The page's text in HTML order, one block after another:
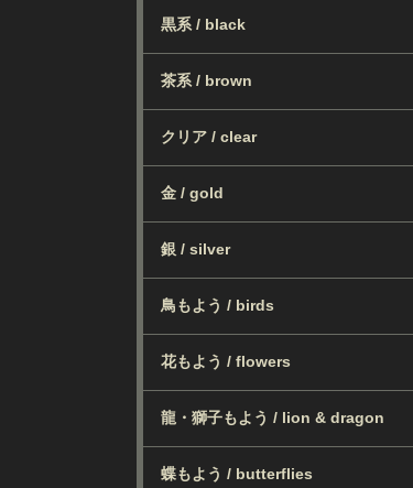
黒系 / black
茶系 / brown
クリア / clear
金 / gold
銀 / silver
鳥もよう / birds
花もよう / flowers
龍・獅子もよう / lion & dragon
蝶もよう / butterflies